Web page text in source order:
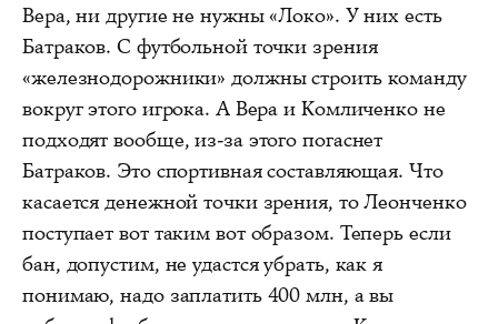
Вера, ни другие не нужны «Локо». У них есть
Батраков. С футбольной точки зрения
«железнодорожники» должны строить команду
вокруг этого игрока. А Вера и Комличенко не
подходят вообще, из-за этого погаснет
Батраков. Это спортивная составляющая. Что
касается денежной точки зрения, то Леонченко
поступает вот таким вот образом. Теперь если
бан, допустим, не удастся убрать, как я
понимаю, надо заплатить 400 млн, а вы